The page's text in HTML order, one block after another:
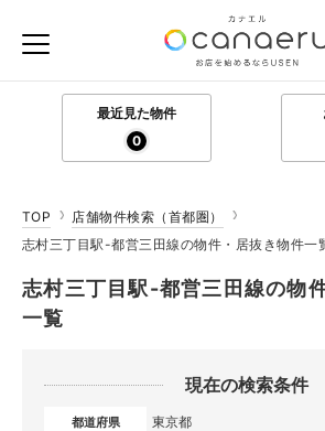
最近見た物件
0
TOP
店舗物件検索（首都圏）
志村三丁目駅-都営三田線の物件・居抜き物件一
志村三丁目駅-都営三田線の物
一覧
現在の検索条件
都道府県 東京都